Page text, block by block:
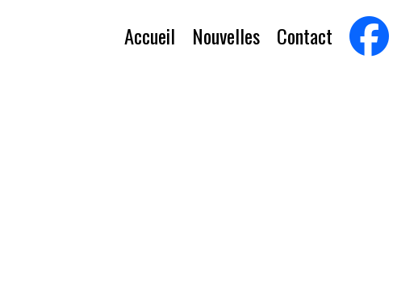
Accueil Nouvelles Contact